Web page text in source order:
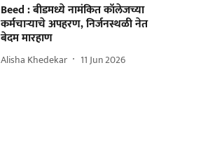
Beed : बीडमध्ये नामंकित कॉलेजच्या
कर्मचाऱ्याचे अपहरण, निर्जनस्थळी नेत
बेदम मारहाण
Alisha Khedekar 11 Jun 2026